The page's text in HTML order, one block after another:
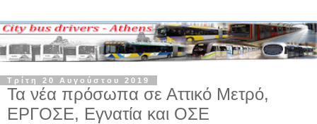
Τρίτη 20 Αυγούστου 2019
Τα νέα πρόσωπα σε Αττικό Μετρό,
ΕΡΓΟΣΕ, Εγνατία και ΟΣΕ